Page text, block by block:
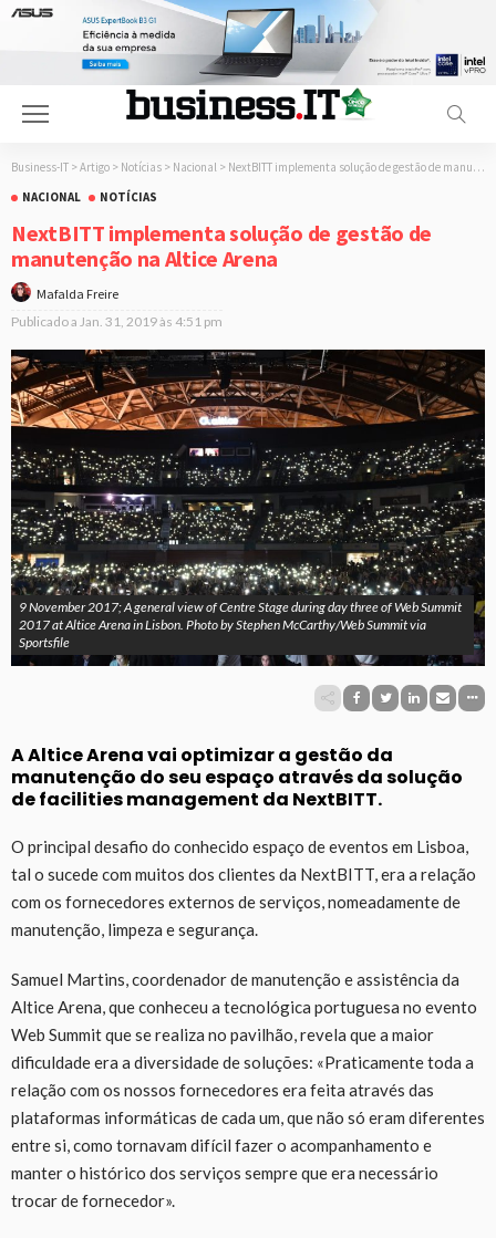
Business-IT > Artigo > Notícias > Nacional > NextBITT implementa solução de gestão de manutenção na Altice Arena
NACIONAL
NOTÍCIAS
NextBITT implementa solução de gestão de
manutenção na Altice Arena
Mafalda Freire
Publicado a Jan. 31, 2019 às 4:51 pm
9 November 2017; A general view of Centre Stage during day three of Web Summit
2017 at Altice Arena in Lisbon. Photo by Stephen McCarthy/Web Summit via
Sportsfile
A Altice Arena vai optimizar a gestão da
manutenção do seu espaço através da solução
de facilities management da NextBITT.
O principal desafio do conhecido espaço de eventos em Lisboa,
tal o sucede com muitos dos clientes da NextBITT, era a relação
com os fornecedores externos de serviços, nomeadamente de
manutenção, limpeza e segurança.
Samuel Martins, coordenador de manutenção e assistência da
Altice Arena, que conheceu a tecnológica portuguesa no evento
Web Summit que se realiza no pavilhão, revela que a maior
dificuldade era a diversidade de soluções: «Praticamente toda a
relação com os nossos fornecedores era feita através das
plataformas informáticas de cada um, que não só eram diferentes
entre si, como tornavam difícil fazer o acompanhamento e
manter o histórico dos serviços sempre que era necessário
trocar de fornecedor».